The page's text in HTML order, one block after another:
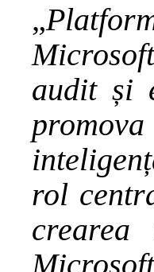
„
audit și
rol
Microsoft